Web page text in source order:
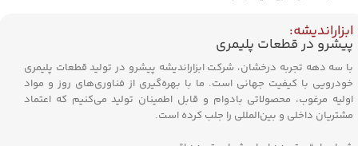
ابزاراندیشه:
پیشرو در قطعات پلیمری
با سه دهه تجربه درخشان، شرکت ابزاراندیشه پیشرو در تولید قطعات پلیمری
خودرویی با کیفیت جهانی است. ما با بهره‌گیری از فناوری‌های روز و مواد
اولیه مرغوب، محصولاتی بادوام و قابل اطمینان تولید می‌کنیم که اعتماد
مشتریان داخلی و بین‌المللی را جلب کرده است.